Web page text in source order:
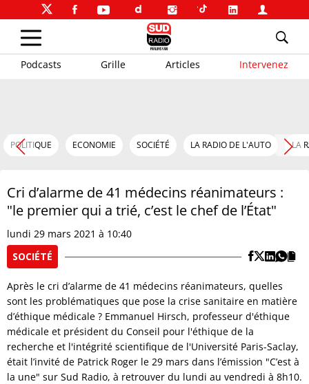
Podcasts Grille Articles Intervenez
POLITIQUE ECONOMIE SOCIÉTÉ LA RADIO DE L'AUTO LA
Cri d’alarme de 41 médecins réanimateurs :
"le premier qui a trié, c’est le chef de l’État"
lundi 29 mars 2021 à 10:40
SOCIÉTÉ
Après le cri d’alarme de 41 médecins réanimateurs, quelles
sont les problématiques que pose la crise sanitaire en matière
d’éthique médicale ? Emmanuel Hirsch, professeur d'éthique
médicale et président du Conseil pour l'éthique de la
recherche et l'intégrité scientifique de l'Université Paris-Saclay,
était l’invité de Patrick Roger le 29 mars dans l’émission "C’est à
la une" sur Sud Radio, à retrouver du lundi au vendredi à 8h10.